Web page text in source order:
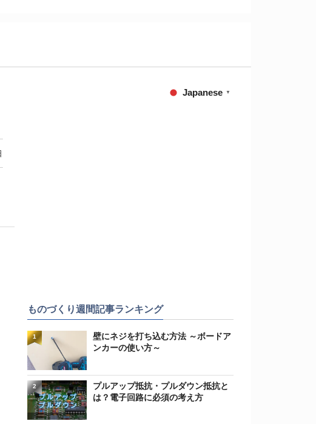
Japanese ▼
ものづくり週間記事ランキング
壁にネジを打ち込む方法 ～ボードア
ンカーの使い方～
1
プルアップ抵抗・プルダウン抵抗と
は？電子回路に必須の考え方
2